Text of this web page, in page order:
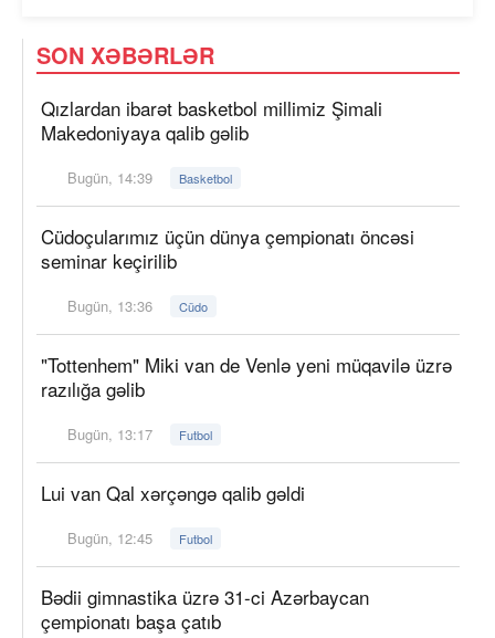
SON XƏBƏRLƏR
Qızlardan ibarət basketbol millimiz Şimali
Makedoniyaya qalib gəlib
Bugün, 14:39 Basketbol
Cüdoçularımız üçün dünya çempionatı öncəsi
seminar keçirilib
Bugün, 13:36 Cüdo
"Tottenhem" Miki van de Venlə yeni müqavilə üzrə
razılığa gəlib
Bugün, 13:17 Futbol
Lui van Qal xərçəngə qalib gəldi
Bugün, 12:45 Futbol
Bədii gimnastika üzrə 31-ci Azərbaycan
çempionatı başa çatıb